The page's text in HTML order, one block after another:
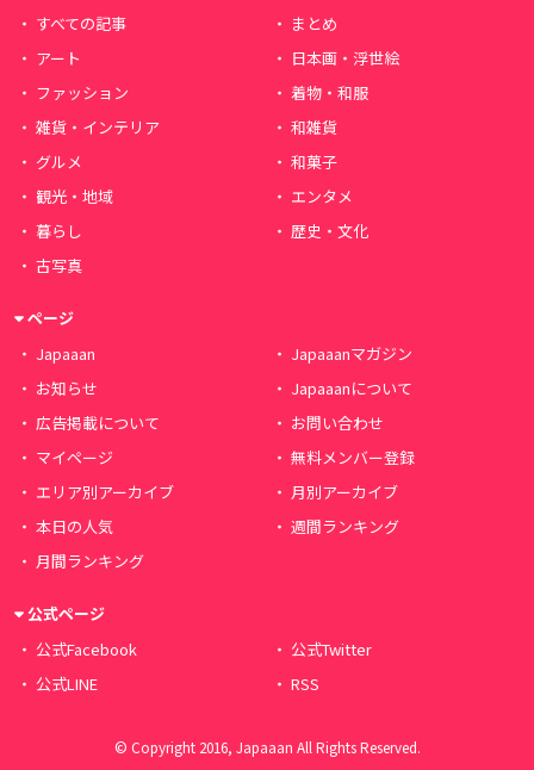
すべての記事
まとめ
アート
日本画・浮世絵
ファッション
着物・和服
雑貨・インテリア
和雑貨
グルメ
和菓子
観光・地域
エンタメ
暮らし
歴史・文化
古写真
ページ
Japaaan
Japaaanマガジン
お知らせ
Japaaanについて
広告掲載について
お問い合わせ
マイページ
無料メンバー登録
エリア別アーカイブ
月別アーカイブ
本日の人気
週間ランキング
月間ランキング
公式ページ
公式Facebook
公式Twitter
公式LINE
RSS
© Copyright 2016, Japaaan All Rights Reserved.